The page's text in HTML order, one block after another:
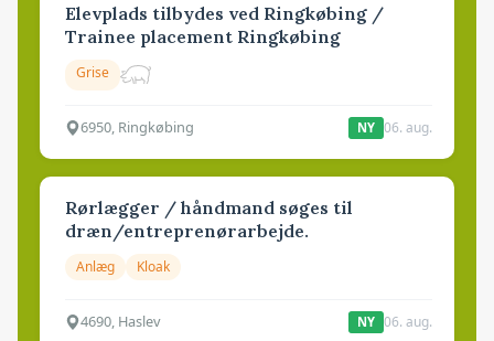
Elevplads tilbydes ved Ringkøbing /
Trainee placement Ringkøbing
Grise
6950, Ringkøbing NY 06. aug.
Rørlægger / håndmand søges til
dræn/entreprenørarbejde.
Anlæg Kloak
4690, Haslev NY 06. aug.